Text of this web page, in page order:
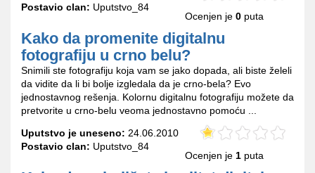
Postavio clan: Uputstvo_84
Ocenjen je 0 puta
Kako da promenite digitalnu
fotografiju u crno belu?
Snimili ste fotografiju koja vam se jako dopada, ali biste želeli
da vidite da li bi bolje izgledala da je crno-bela? Evo
jednostavnog rešenja. Kolornu digitalnu fotografiju možete da
pretvorite u crno-belu veoma jednostavno pomoću ...
Uputstvo je uneseno: 24.06.2010
Postavio clan: Uputstvo_84
Ocenjen je 1 puta